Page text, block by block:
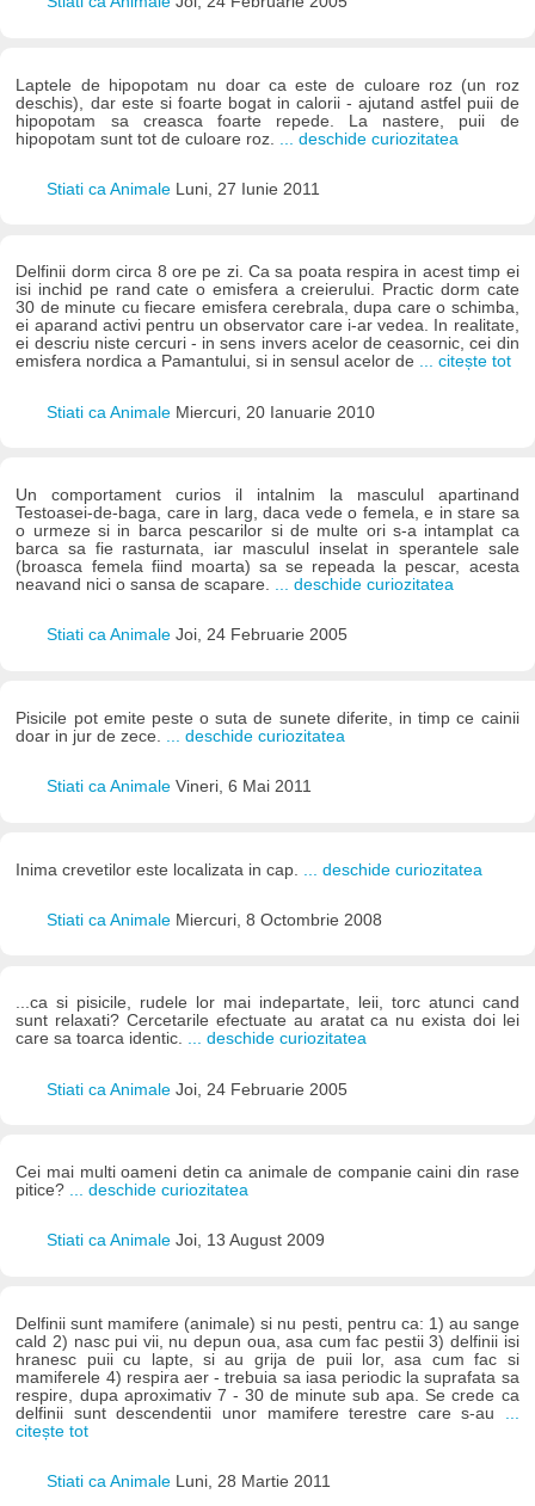
Laptele de hipopotam nu doar ca este de culoare roz (un roz
deschis), dar este si foarte bogat in calorii - ajutand astfel puii de
hipopotam sa creasca foarte repede. La nastere, puii de
hipopotam sunt tot de culoare roz.
... deschide curiozitatea
Stiati ca Animale Luni, 27 Iunie 2011
Delfinii dorm circa 8 ore pe zi. Ca sa poata respira in acest timp ei
isi inchid pe rand cate o emisfera a creierului. Practic dorm cate
30 de minute cu fiecare emisfera cerebrala, dupa care o schimba,
ei aparand activi pentru un observator care i-ar vedea. In realitate,
ei descriu niste cercuri - in sens invers acelor de ceasornic, cei din
emisfera nordica a Pamantului, si in sensul acelor de ... citește tot
Stiati ca Animale Miercuri, 20 Ianuarie 2010
Un comportament curios il intalnim la masculul apartinand
Testoasei-de-baga, care in larg, daca vede o femela, e in stare sa
o urmeze si in barca pescarilor si de multe ori s-a intamplat ca
barca sa fie rasturnata, iar masculul inselat in sperantele sale
(broasca femela fiind moarta) sa se repeada la pescar, acesta
neavand nici o sansa de scapare. ... deschide curiozitatea
Stiati ca Animale Joi, 24 Februarie 2005
Pisicile pot emite peste o suta de sunete diferite, in timp ce cainii
doar in jur de zece.
... deschide curiozitatea
Stiati ca Animale Vineri, 6 Mai 2011
Inima crevetilor este localizata in cap. ... deschide curiozitatea
Stiati ca Animale Miercuri, 8 Octombrie 2008
...ca si pisicile, rudele lor mai indepartate, leii, torc atunci cand
sunt relaxati? Cercetarile efectuate au aratat ca nu exista doi lei
care sa toarca identic. ... deschide curiozitatea
Stiati ca Animale Joi, 24 Februarie 2005
Cei mai multi oameni detin ca animale de companie caini din rase
pitice? ... deschide curiozitatea
Stiati ca Animale Joi, 13 August 2009
Delfinii sunt mamifere (animale) si nu pesti, pentru ca: 1) au sange
cald 2) nasc pui vii, nu depun oua, asa cum fac pestii 3) delfinii isi
hranesc puii cu lapte, si au grija de puii lor, asa cum fac si
mamiferele 4) respira aer - trebuia sa iasa periodic la suprafata sa
respire, dupa aproximativ 7 - 30 de minute sub apa. Se crede ca
delfinii sunt descendentii unor mamifere terestre care s-au
citește tot
Stiati ca Animale Luni, 28 Martie 2011